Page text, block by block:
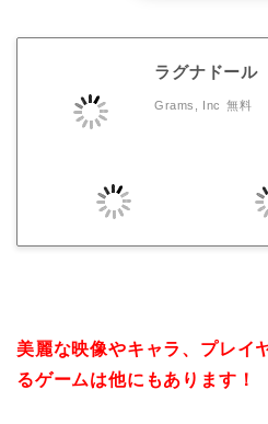
ラグナドール
Grams, Inc 無料
美麗な映像やキャラ、プレイ
るゲームは他にもあります！